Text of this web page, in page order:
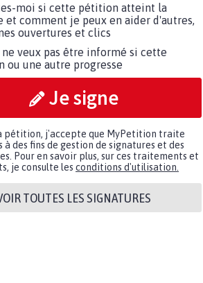
moi si cette pétition atteint la
et comment je peux en aider d'autres,
ouvertures et clics
ne veux pas être informé si cette
ou une autre progresse
Je signe
pétition, j'accepte que MyPetition traite
à des fins de gestion de signatures et des
Pour en savoir plus, sur ces traitements et
je consulte les conditions d'utilisation.
TOUTES LES SIGNATURES